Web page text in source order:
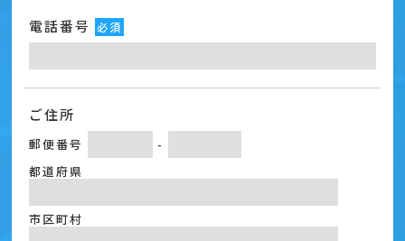
電話番号 必須
ご住所
郵便番号
-
都道府県
市区町村